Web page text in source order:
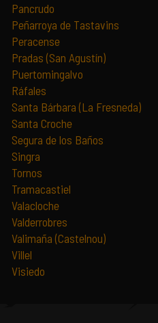
Pancrudo
Peñarroya de Tastavins
Peracense
Pradas (San Agustín)
Puertomingalvo
Ráfales
Santa Bárbara (La Fresneda)
Santa Croche
Segura de los Baños
Singra
Tornos
Tramacastiel
Valacloche
Valderrobres
Valimaña (Castelnou)
Villel
Visiedo